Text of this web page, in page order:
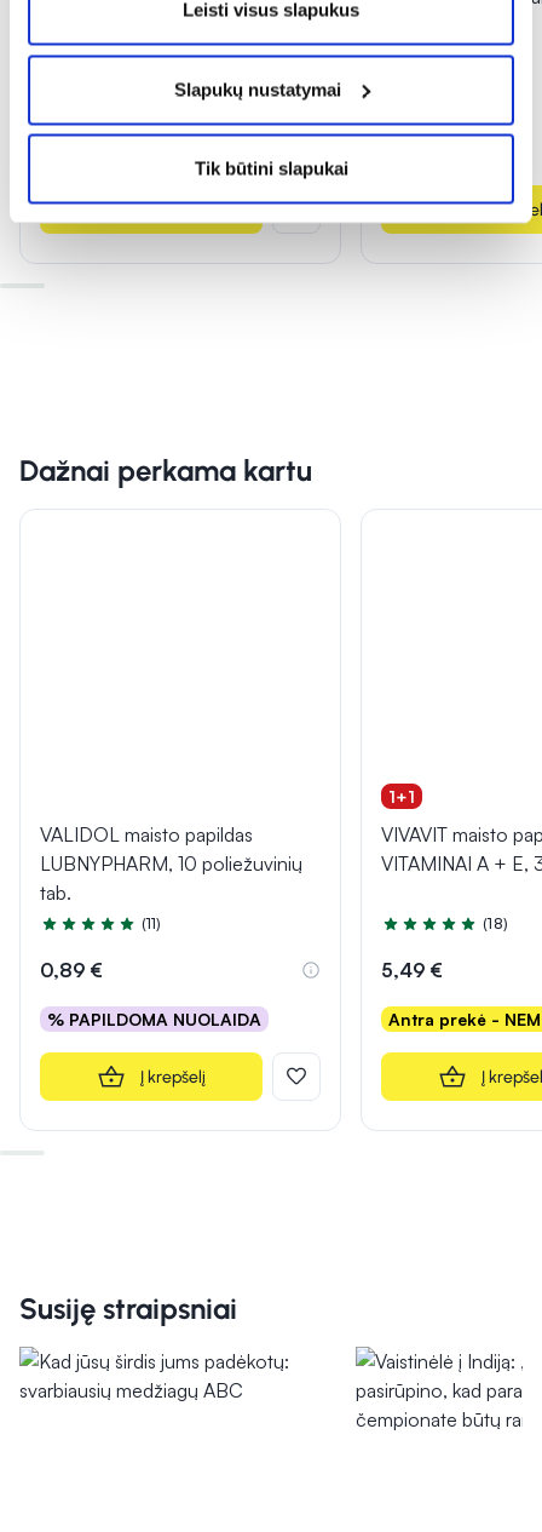
Leisti visus slapukus
Slapukų nustatymai
Tik būtini slapukai
(1)
Į krepšelį Į
Dažnai perkama kartu
VALIDOL maisto papildas
LUBNYPHARM, 10 poliežuvinių
tab.
Įvertinimas 5.0 iš 5
(11)
0,89 €
% PAPILDOMA NUOLAIDA
Į krepšelį
1+1
VIVAVIT maisto
VITAMINAI A + E,
Įvertinimas 4.9 iš 5
(18)
5,49 €
Antra prekė -
Į
Susiję straipsniai